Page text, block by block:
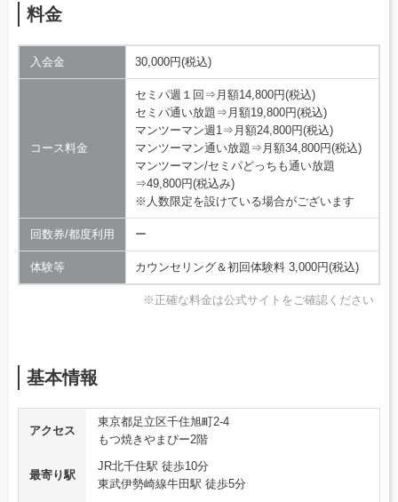
料金
入会金 30,000円(税込)
コース料金
セミパ週１回⇒月額14,800円(税込)
セミパ通い放題⇒月額19,800円(税込)
マンツーマン週1⇒月額24,800円(税込)
マンツーマン通い放題⇒月額34,800円(税込)
マンツーマン/セミパどっちも通い放題
⇒49,800円(税込み)
※人数限定を設けている場合がございます
回数券/都度利用 ー
体験等 カウンセリング＆初回体験料 3,000円(税込)
※正確な料金は公式サイトをご確認ください
基本情報
アクセス
東京都足立区千住旭町2-4
もつ焼きやまぴー2階
最寄り駅
JR北千住駅 徒歩10分
東武伊勢崎線牛田駅 徒歩5分